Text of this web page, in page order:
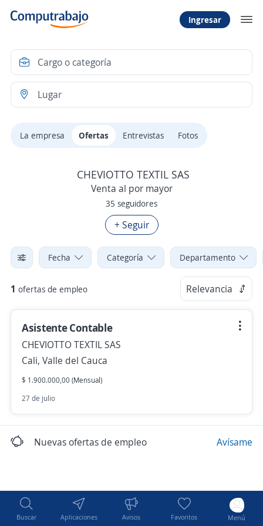
Ingresar
Buscar Aplicaciones Avisos Favoritos Menú
La empresa Ofertas Entrevistas Fotos
CHEVIOTTO TEXTIL SAS
Venta al por mayor
35 seguidores
+ Seguir
Fecha Categoría Departamento
1 ofertas de empleo Relevancia
Asistente Contable
CHEVIOTTO TEXTIL SAS
Cali, Valle del Cauca
$ 1.900.000,00 (Mensual)
27 de julio
Nuevas ofertas de empleo Avísame